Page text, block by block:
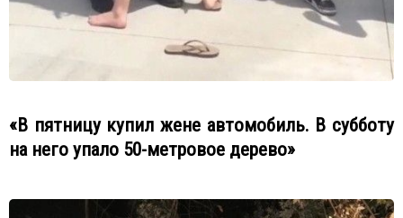
«В пятницу купил жене автомобиль. В субботу
на него упало 50-метровое дерево»